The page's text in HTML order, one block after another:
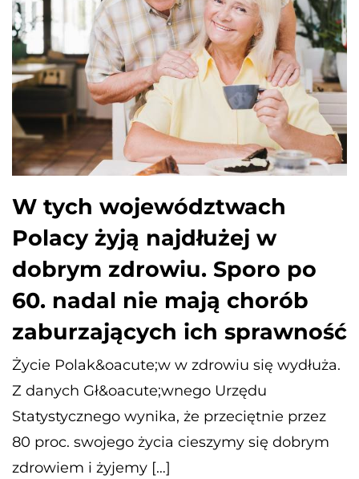
W tych województwach
Polacy żyją najdłużej w
dobrym zdrowiu. Sporo po
60. nadal nie mają chorób
zaburzających ich sprawność
Życie Polak&oacute;w w zdrowiu się wydłuża.
Z danych Gł&oacute;wnego Urzędu
Statystycznego wynika, że przeciętnie przez
80 proc. swojego życia cieszymy się dobrym
zdrowiem i żyjemy […]